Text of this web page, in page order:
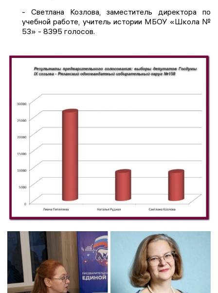
- Светлана Козлова, заместитель директора по
учебной работе, учитель истории МБОУ «Школа №
53» - 8395 голосов.